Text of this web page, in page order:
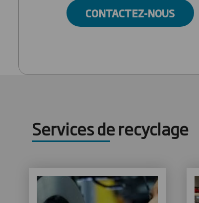
CONTACTEZ-NOUS
Services de recyclage